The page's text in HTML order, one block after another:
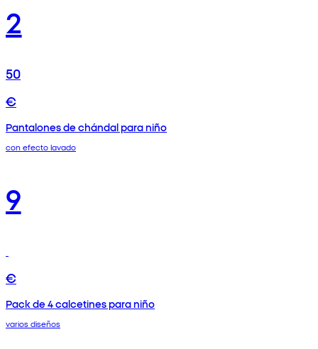
2
50
€
Pantalones de chándal para niño
con efecto lavado
9
€
Pack de 4 calcetines para niño
varios diseños